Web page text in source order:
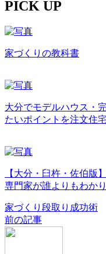
PICK UP
家づくりの教科書
大分でモデルハウス・
たいポイントを注文住
【大分・臼杵・佐伯版
専門家が誰よりもわか
家づくり段取り成功術
前の記事